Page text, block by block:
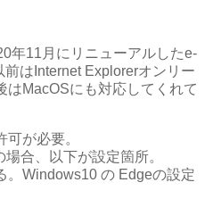
年11月にリニューアルしたe-
はInternet Explorerオンリー
はMacOSにも対応してくれて
が必要。
合、以下が設定箇所。
。Windows10 の Edgeの設定